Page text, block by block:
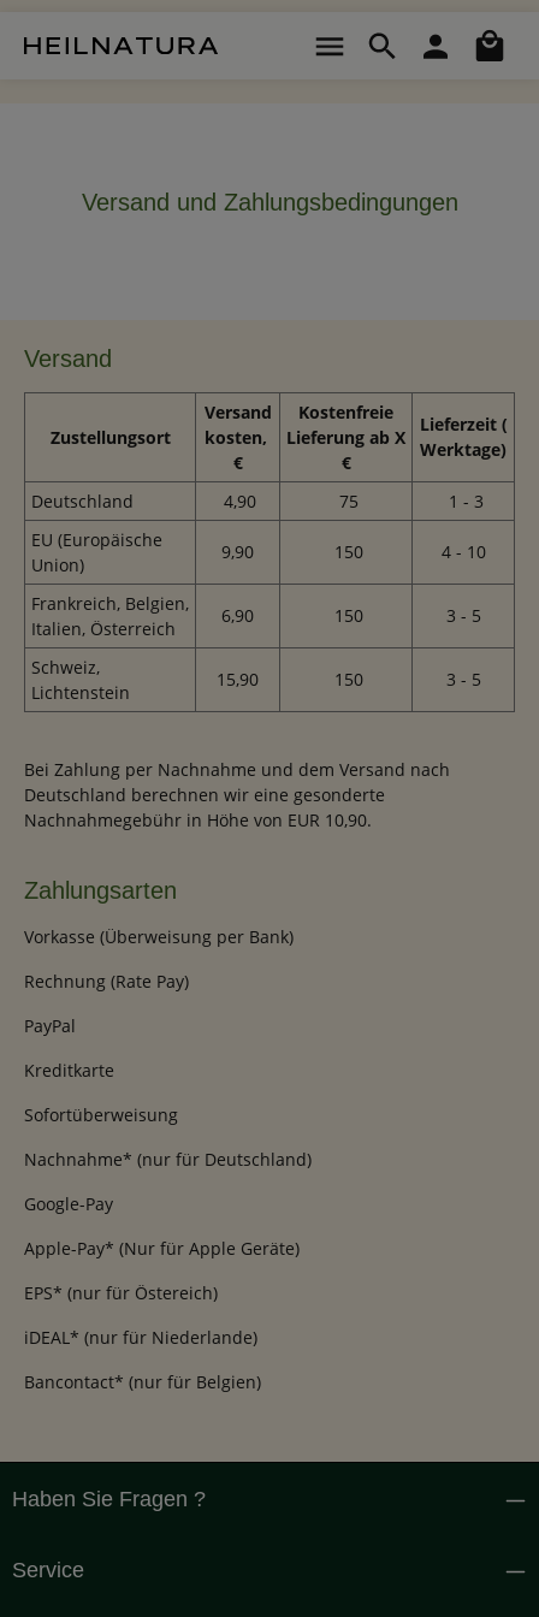
Versand und Zahlungsbedingungen
Versand
Zustellungsort
Versand
kosten,
€
Kostenfreie
Lieferung ab X
€
Lieferzeit (
Werktage)
Deutschland 4,90 75
1 - 3
EU (Europäische
Union)
9,90 150 4 - 10
Frankreich, Belgien,
Italien, Österreich
6,90 150 3 - 5
Schweiz,
Lichtenstein
15,90 150 3 - 5
Bei Zahlung per Nachnahme und dem Versand nach
Deutschland berechnen wir eine gesonderte
Nachnahmegebühr in Höhe von EUR 10,90.
Zahlungsarten
Vorkasse (Überweisung per Bank)
Rechnung (Rate Pay)
PayPal
Kreditkarte
Sofortüberweisung
Nachnahme* (nur für Deutschland)
Google-Pay
Apple-Pay* (Nur für Apple Geräte)
EPS* (nur für Östereich)
iDEAL* (nur für Niederlande)
Bancontact* (nur für Belgien)
Haben Sie Fragen ?
Service